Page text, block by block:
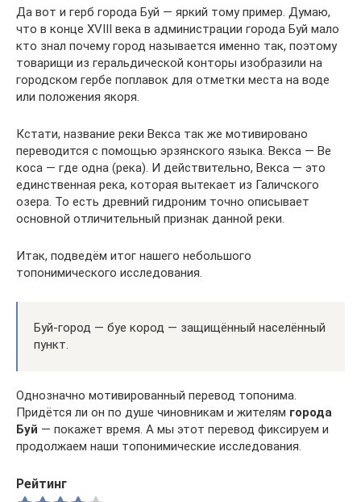
Да вот и герб города Буй — яркий тому пример. Думаю,
что в конце XVIII века в администрации города Буй мало
кто знал почему город называется именно так, поэтому
товарищи из геральдической конторы изобразили на
городском гербе поплавок для отметки места на воде
или положения якоря.
Кстати, название реки Векса так же мотивировано
переводится с помощью эрзянского языка. Векса — Ве
коса — где одна (река). И действительно, Векса — это
единственная река, которая вытекает из Галичского
озера. То есть древний гидроним точно описывает
основной отличительный признак данной реки.
Итак, подведём итог нашего небольшого
топонимического исследования.
Буй-город — буе кород — защищённый населённый
пункт.
Однозначно мотивированный перевод топонима.
Придётся ли он по душе чиновникам и жителям города
Буй — покажет время. А мы этот перевод фиксируем и
продолжаем наши топонимические исследования.
Рейтинг